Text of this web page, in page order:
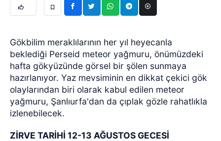
Gökbilim meraklılarının her yıl heyecanla
beklediği Perseid meteor yağmuru, önümüzdeki
hafta gökyüzünde görsel bir şölen sunmaya
hazırlanıyor. Yaz mevsiminin en dikkat çekici gök
olaylarından biri olarak kabul edilen meteor
yağmuru, Şanlıurfa'dan da çıplak gözle rahatlıkla
izlenebilecek.
ZİRVE TARİHİ 12-13 AĞUSTOS GECESİ